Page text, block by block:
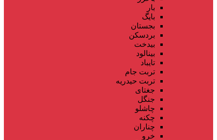
بار
بایگ
بجستان
بردسکن
بیدخت
بینالود
تایباد
تربت جام
تربت حیدریه
جغتای
جنگل
چاشلو
چکنه
چناران
خرو